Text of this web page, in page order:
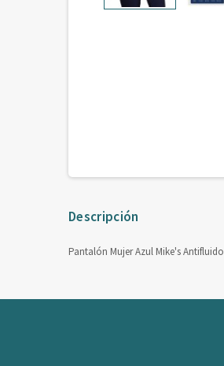
Descripción
Pantalón Mujer Azul Mike's